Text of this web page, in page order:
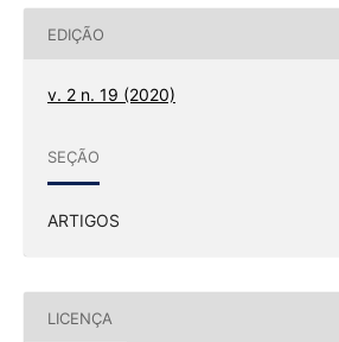
EDIÇÃO
v. 2 n. 19 (2020)
SEÇÃO
ARTIGOS
LICENÇA